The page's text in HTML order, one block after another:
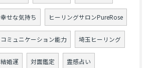
幸せな気持ち ヒーリングサロンPureRose
コミュニケーション能力 埼玉ヒーリング
結婚運 対面鑑定 霊感占い